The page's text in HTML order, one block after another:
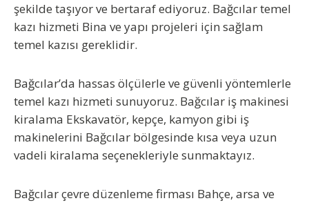
şekilde taşıyor ve bertaraf ediyoruz. Bağcılar temel
kazı hizmeti Bina ve yapı projeleri için sağlam
temel kazısı gereklidir.
Bağcılar’da hassas ölçülerle ve güvenli yöntemlerle
temel kazı hizmeti sunuyoruz. Bağcılar iş makinesi
kiralama Ekskavatör, kepçe, kamyon gibi iş
makinelerini Bağcılar bölgesinde kısa veya uzun
vadeli kiralama seçenekleriyle sunmaktayız.
Bağcılar çevre düzenleme firması Bahçe, arsa ve